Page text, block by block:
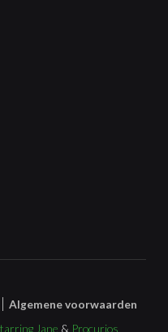
Algemene voorwaarden
Jane & Procurios